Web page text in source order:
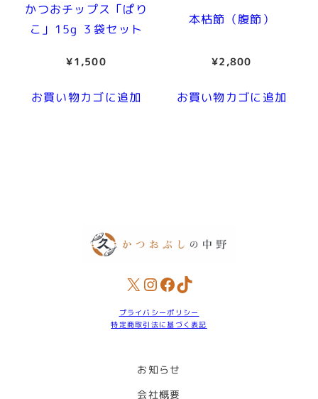
かつおチップス「ぱり
こ」15g ３袋セット
¥1,500
お買い物カゴに追加
本枯節（腹節）
¥2,800
お買い物カゴに追加
X InstagramFacebook TikTok
プライバシーポリシー
特定商取引法に基づく表記
お知らせ
会社概要